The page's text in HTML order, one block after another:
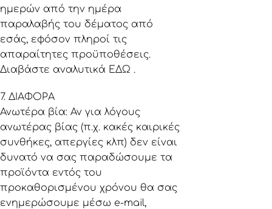
ημερών από την ημέρα
παραλαβής του δέματος από
εσάς, εφόσον πληροί τις
απαραίτητες προϋποθέσεις.
Διαβάστε αναλυτικά ΕΔΩ .
7. ΔΙΑΦΟΡΑ
Ανωτέρα βία: Αν για λόγους
ανωτέρας βίας (π.χ. κακές καιρικές
συνθήκες, απεργίες κλπ) δεν είναι
δυνατό να σας παραδώσουμε τα
προϊόντα εντός του
προκαθορισμένου χρόνου θα σας
ενημερώσουμε μέσω e-mail,